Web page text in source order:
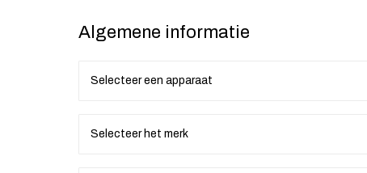
Algemene informatie